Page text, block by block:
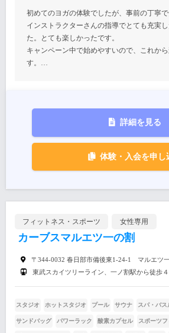
初めてのヨガの体験でしたが、事前の丁寧
インストラクターさんの指導でとても充実
た。とても楽しかったです。
キャンペーン中で始めやすいので、これか
す。…
詳細を見る
体験・入会を申し
フィットネス・スポーツ 女性専用
カーブスマルエツ一の割
〒344-0032 春日部市備後東1-24-1 マルエツ
東武スカイツリーライン、一ノ割駅から徒歩４
スタジオ ホットスタジオ プール サウナ スパ・バス
サンドバッグ パワーラック 酸素カプセル スポーツ